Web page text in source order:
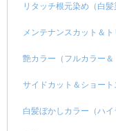
リタッチ根元染め（白髪
メンテナンスカット＆ト
艶カラー（フルカラー＆
サイドカット＆ショート
白髪ぼかしカラー（ハイ